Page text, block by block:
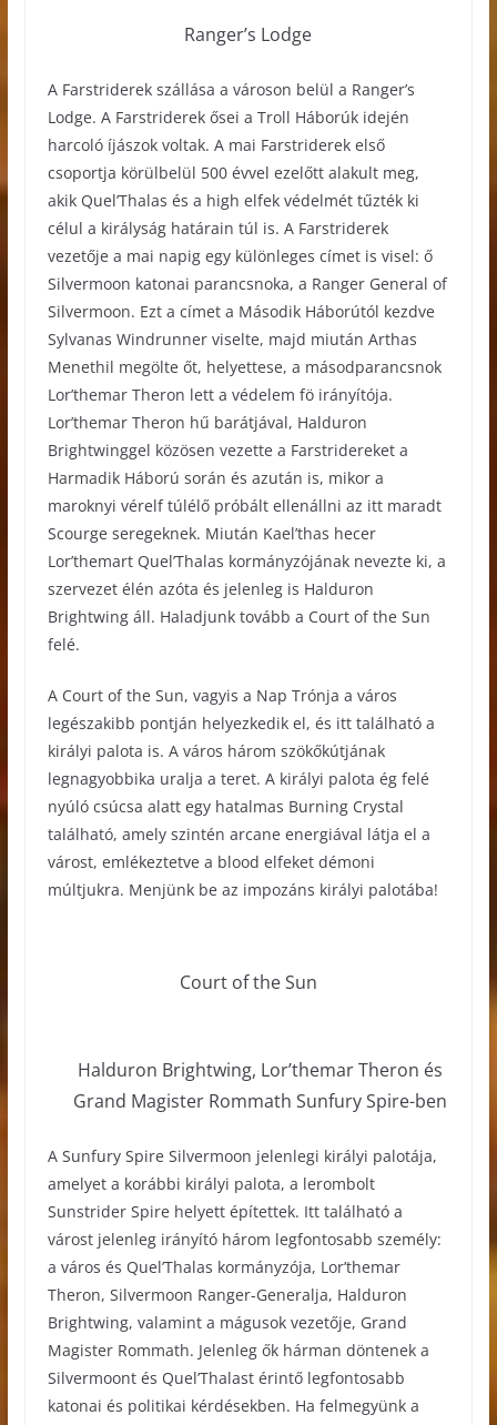
Ranger’s Lodge
A Farstriderek szállása a városon belül a Ranger’s
Lodge. A Farstriderek ősei a Troll Háborúk idején
harcoló íjászok voltak. A mai Farstriderek első
csoportja körülbelül 500 évvel ezelőtt alakult meg,
akik Quel’Thalas és a high elfek védelmét tűzték ki
célul a királyság határain túl is. A Farstriderek
vezetője a mai napig egy különleges címet is visel: ő
Silvermoon katonai parancsnoka, a Ranger General of
Silvermoon. Ezt a címet a Második Háborútól kezdve
Sylvanas Windrunner viselte, majd miután Arthas
Menethil megölte őt, helyettese, a másodparancsnok
Lor’themar Theron lett a védelem fö irányítója.
Lor’themar Theron hű barátjával, Halduron
Brightwinggel közösen vezette a Farstridereket a
Harmadik Háború során és azután is, mikor a
maroknyi vérelf túlélő próbált ellenállni az itt maradt
Scourge seregeknek. Miután Kael’thas hecer
Lor’themart Quel’Thalas kormányzójának nevezte ki, a
szervezet élén azóta és jelenleg is Halduron
Brightwing áll. Haladjunk tovább a Court of the Sun
felé.
A Court of the Sun, vagyis a Nap Trónja a város
legészakibb pontján helyezkedik el, és itt található a
királyi palota is. A város három szökőkútjának
legnagyobbika uralja a teret. A királyi palota ég felé
nyúló csúcsa alatt egy hatalmas Burning Crystal
található, amely szintén arcane energiával látja el a
várost, emlékeztetve a blood elfeket démoni
múltjukra. Menjünk be az impozáns királyi palotába!
Court of the Sun
Halduron Brightwing, Lor’themar Theron és
Grand Magister Rommath Sunfury Spire-ben
A Sunfury Spire Silvermoon jelenlegi királyi palotája,
amelyet a korábbi királyi palota, a lerombolt
Sunstrider Spire helyett építettek. Itt található a
várost jelenleg irányító három legfontosabb személy:
a város és Quel’Thalas kormányzója, Lor’themar
Theron, Silvermoon Ranger-Generalja, Halduron
Brightwing, valamint a mágusok vezetője, Grand
Magister Rommath. Jelenleg ők hárman döntenek a
Silvermoont és Quel’Thalast érintő legfontosabb
katonai és politikai kérdésekben. Ha felmegyünk a